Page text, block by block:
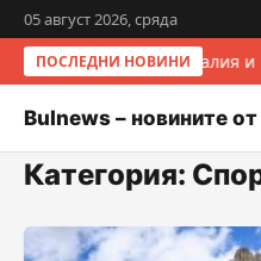
05 август 2026, сряда
ПОСЛЕДНИ НОВИНИИталия и
Bulnews – новините
Категория: